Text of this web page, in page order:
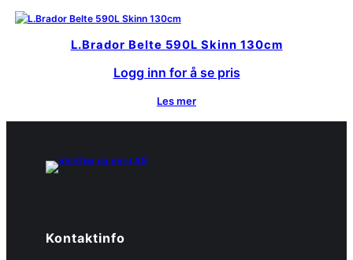
L.Brador Belte 590L Skinn 130cm
Logg inn for å se pris
Les mer
Kontaktinfo